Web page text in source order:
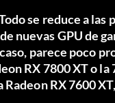
se reduce a
nuevas GPU de
parece poco
RX 7800 XT o
RX 7600